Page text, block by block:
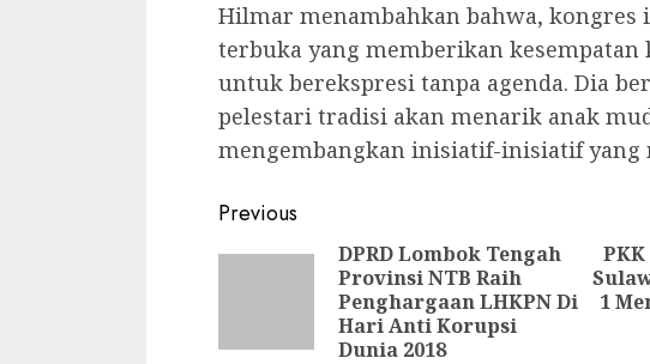
Hilmar menambahkan bahwa, kongres
terbuka yang memberikan kesempatan
untuk berekspresi tanpa agenda. Dia
pelestari tradisi akan menarik anak
mengembangkan inisiatif-inisiatif yang
Continue
Reading
Previous
DPRD Lombok Tengah
Provinsi NTB Raih
Penghargaan LHKPN Di
Hari Anti Korupsi
Dunia 2018
Next
1